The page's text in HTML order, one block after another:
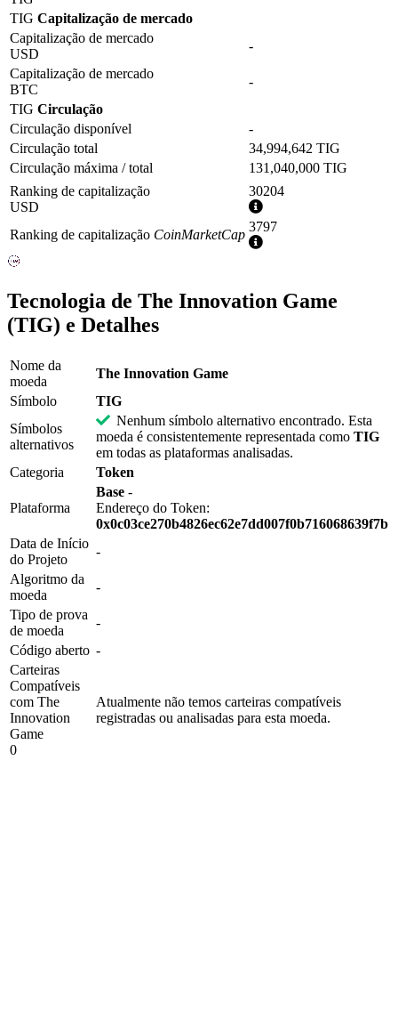
TIG Capitalização de mercado
Capitalização de mercado
USD
-
Capitalização de mercado
BTC
-
TIG Circulação
Circulação disponível
-
Circulação total
34,994,642 TIG
Circulação máxima / total
131,040,000 TIG
Ranking de capitalização
USD
30204
Mais
informações
Ranking de capitalização CoinMarketCap
3797
Mais
Tecnologia de The Innovation Game
(TIG) e Detalhes
Nome da
moeda
The Innovation Game
Símbolo
TIG
Símbolos
alternativos
Nenhum símbolo alternativo encontrado. Esta
moeda é consistentemente representada como TIG
em todas as plataformas analisadas.
Categoria
Token
Plataforma
Base -
Endereço do Token:
0x0c03ce270b4826ec62e7dd007f0b716068639f7b
Data de Início
do Projeto
-
Algoritmo da
moeda
-
Tipo de prova
de moeda
-
Código aberto -
Carteiras
Compatíveis
com The
Innovation
Game
0
Atualmente não temos carteiras compatíveis
registradas ou analisadas para esta moeda.